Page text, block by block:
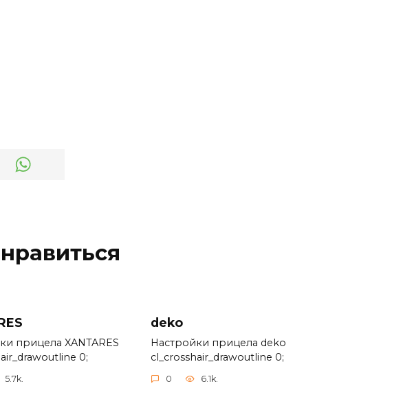
прицела XANTARES
0;
5.7k.
deko
Настройки прицела deko
cl_crosshair_drawoutline 0;
0 6.1k.